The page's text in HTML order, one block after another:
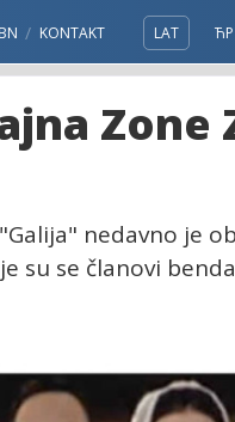
KONTAKT LAT ЋР
Zone
nedavno je
su se članovi